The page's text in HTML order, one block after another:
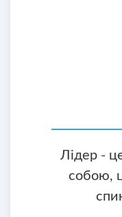
Лідер -
собою,